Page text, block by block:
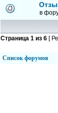
в
Страница 1 из 6 [
Список форумов